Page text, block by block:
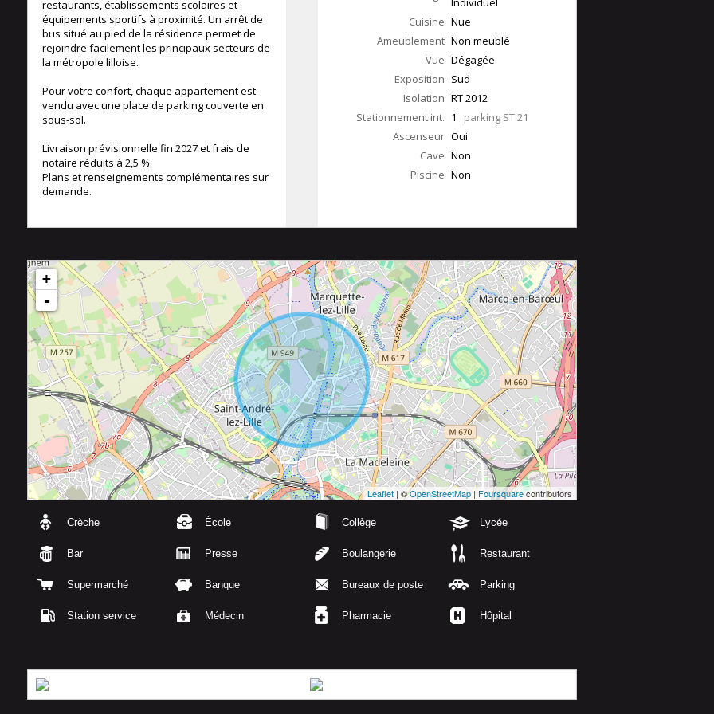
restaurants, établissements scolaires et
équipements sportifs à proximité. Un arrêt de
bus situé au pied de la résidence permet de
rejoindre facilement les principaux secteurs de
la métropole lilloise.
Pour votre confort, chaque appartement est
vendu avec une place de parking couverte en
sous-sol.
Livraison prévisionnelle fin 2027 et frais de
notaire réduits à 2,5 %.
Plans et renseignements complémentaires sur
demande.
Cuisine Nue
Ameublement Non meublé
Vue Dégagée
Exposition Sud
Isolation RT 2012
Stationnement int. 1 parking ST 21
Ascenseur Oui
Cave Non
Piscine Non
+
-
Leaflet | ©OpenStreetMap| Foursquarecontributors
Crèche École Collège Lycée
Bar Presse Boulangerie Restaurant
Supermarché Banque Bureaux de poste Parking
Station service Médecin Pharmacie Hôpital